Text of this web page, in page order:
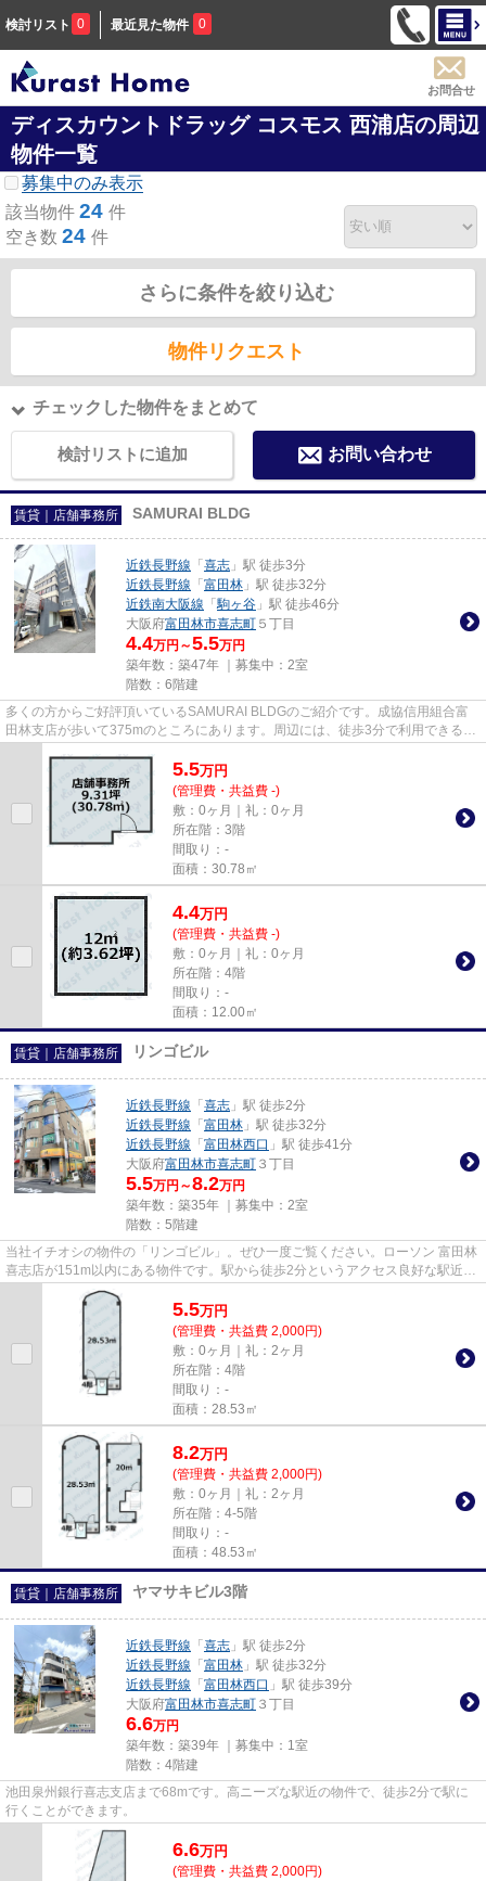
検討リスト 0 最近見た物件 0
お問合せ
ディスカウントドラッグ コスモス 西浦店の周辺
物件一覧
募集中のみ表示
該当物件 24 件
空き数 24 件
さらに条件を絞り込む
物件リクエスト
チェックした物件をまとめて
検討リストに追加 お問い合わせ
賃貸｜店舗事務所 SAMURAI BLDG
近鉄長野線 「 喜志 」駅 徒歩3分
近鉄長野線 「 富田林 」駅 徒歩32分
近鉄南大阪線 「駒ヶ谷 」駅 徒歩46分
大阪府富田林市喜志町 ５丁目
4.4万円～5.5万円
築年数：築47年 ｜募集中： 2室
階数：6階建
多くの方からご好評頂いているSAMURAI BLDGのご紹介です。成協信用組合富
田林支店が歩いて375mのところにあります。周辺には、徒歩3分で利用できる駅
5.5万円
(管理費・共益費 -)
敷：0ヶ月｜礼：0ヶ月
所在階：3階
間取り：-
面積：30.78㎡
4.4万円
(管理費・共益費 -)
敷：0ヶ月｜礼：0ヶ月
所在階：4階
間取り：-
面積：12.00㎡
賃貸｜店舗事務所 リンゴビル
近鉄長野線 「 喜志 」駅 徒歩2分
近鉄長野線 「 富田林 」駅 徒歩32分
近鉄長野線 「 富田林西口 」駅 徒歩41分
大阪府富田林市喜志町 ３丁目
5.5万円～8.2万円
築年数：築35年 ｜募集中： 2室
階数：5階建
当社イチオシの物件の「リンゴビル」。ぜひ一度ご覧ください。ローソン 富田林
喜志店が151m以内にある物件です。駅から徒歩2分というアクセス良好な駅近物
件はいかがですか。
5.5万円
(管理費・共益費 2,000円)
敷：0ヶ月｜礼：2ヶ月
所在階：4階
間取り：-
面積：28.53㎡
8.2万円
(管理費・共益費 2,000円)
敷：0ヶ月｜礼：2ヶ月
所在階：4-5階
間取り：-
面積：48.53㎡
賃貸｜店舗事務所 ヤマサキビル3階
近鉄長野線 「 喜志 」駅 徒歩2分
近鉄長野線 「 富田林 」駅 徒歩32分
近鉄長野線 「 富田林西口 」駅 徒歩39分
大阪府富田林市喜志町 ３丁目
6.6万円
築年数：築39年 ｜募集中： 1室
階数：4階建
池田泉州銀行喜志支店まで68mです。高ニーズな駅近の物件で、徒歩2分で駅に
行くことができます。
6.6万円
(管理費・共益費 2,000円)